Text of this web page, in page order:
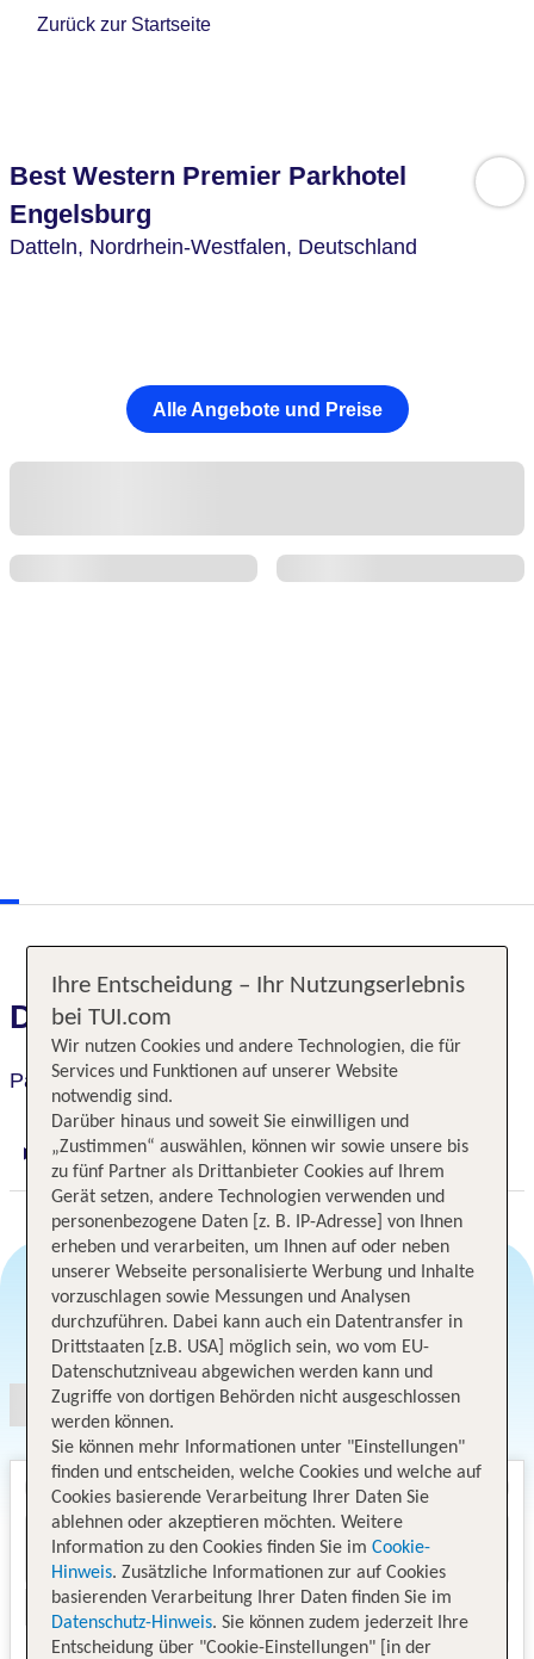
Zurück zur Startseite
Best Western Premier Parkhotel
Engelsburg
Datteln, Nordrhein-Westfalen, Deutschland
Alle Angebote und Preise
Das erwartet Sie
Parkhotel Engelsburg, BW Premier Collection
Digitaler und telefonischer 24/7 TUI Service
Angebotsauswahl
Ihre Entscheidung – Ihr Nutzungserlebnis
bei TUI.com
Wir nutzen Cookies und andere Technologien, die für
Services und Funktionen auf unserer Website
notwendig sind.
Darüber hinaus und soweit Sie einwilligen und
„Zustimmen“ auswählen, können wir sowie unsere bis
zu fünf Partner als Drittanbieter Cookies auf Ihrem
Gerät setzen, andere Technologien verwenden und
personenbezogene Daten [z. B. IP-Adresse] von Ihnen
erheben und verarbeiten, um Ihnen auf oder neben
unserer Webseite personalisierte Werbung und Inhalte
vorzuschlagen sowie Messungen und Analysen
durchzuführen. Dabei kann auch ein Datentransfer in
Drittstaaten [z.B. USA] möglich sein, wo vom EU-
Datenschutzniveau abgewichen werden kann und
Zugriffe von dortigen Behörden nicht ausgeschlossen
werden können.
Sie können mehr Informationen unter "Einstellungen"
finden und entscheiden, welche Cookies und welche auf
Cookies basierende Verarbeitung Ihrer Daten Sie
ablehnen oder akzeptieren möchten. Weitere
Information zu den Cookies finden Sie im Cookie-
Hinweis. Zusätzliche Informationen zur auf Cookies
basierenden Verarbeitung Ihrer Daten finden Sie im
Datenschutz-Hinweis. Sie können zudem jederzeit Ihre
Entscheidung über "Cookie-Einstellungen" [in der